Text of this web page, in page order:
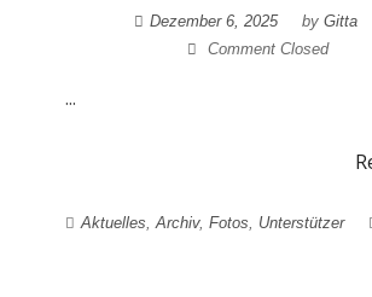
Dezember 6, 2025 byGitta
Comment Closed
...
Aktuelles ,Archiv,Fotos Unterstützer